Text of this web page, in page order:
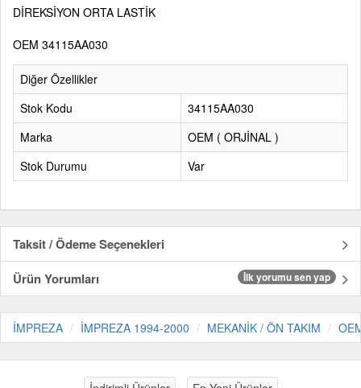
DİREKSİYON ORTA LASTİK
OEM 34115AA030
Diğer Özellikler
Stok Kodu
34115AA030
Marka
OEM ( ORJİNAL )
Stok Durumu
Var
Taksit / Ödeme Seçenekleri
Ürün Yorumları
İlk yorumu sen yap
İMPREZA İMPREZA 1994-2000 MEKANİK / ÖN TAKIM